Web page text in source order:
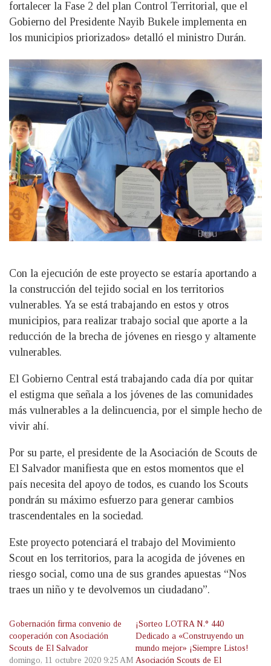
fortalecer la Fase 2 del plan Control Territorial, que el
Gobierno del Presidente Nayib Bukele implementa en
los municipios priorizados» detalló el ministro Durán.
Con la ejecución de este proyecto se estaría aportando a
la construcción del tejido social en los territorios
vulnerables. Ya se está trabajando en estos y otros
municipios, para realizar trabajo social que aporte a la
reducción de la brecha de jóvenes en riesgo y altamente
vulnerables.
El Gobierno Central está trabajando cada día por quitar
el estigma que señala a los jóvenes de las comunidades
más vulnerables a la delincuencia, por el simple hecho de
vivir ahí.
Por su parte, el presidente de la Asociación de Scouts de
El Salvador manifiesta que en estos momentos que el
país necesita del apoyo de todos, es cuando los Scouts
pondrán su máximo esfuerzo para generar cambios
trascendentales en la sociedad.
Este proyecto potenciará el trabajo del Movimiento
Scout en los territorios, para la acogida de jóvenes en
riesgo social, como una de sus grandes apuestas “Nos
traes un niño y te devolvemos un ciudadano”.
Gobernación firma convenio de
cooperación con Asociación
Scouts de El Salvador
domingo, 11 octubre 2020 9:25 AM
¡Sorteo LOTRA N.° 440
Dedicado a «Construyendo un
mundo mejor» ¡Siempre Listos!
Asociación Scouts de El